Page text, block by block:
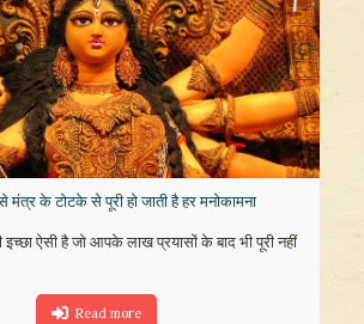
के टोटके से पूरी हो जाती है हर मनोकामना
ऐसी है जो आपके लाख प्रयासों के बाद भी पूरी नहीं
Read more